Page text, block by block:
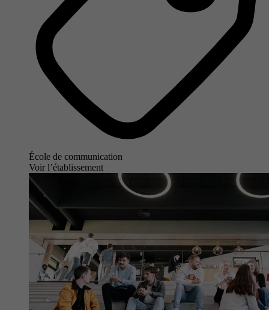
École de communication
Voir l’établissement